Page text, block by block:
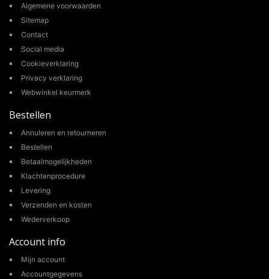
Algemene voorwaarden
Sitemap
Contact
Social media
Cookieverklaring
Privacy verklaring
Webwinkel keurmerk
Bestellen
Annuleren en retourneren
Bestellen
Betaalmogelijkheden
Klachtenprocedure
Levering
Verzenden en kosten
Wederverkoop
Account info
Mijn account
Accountgegevens